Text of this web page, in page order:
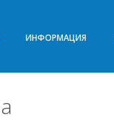
ИНФОРМАЦИЯ